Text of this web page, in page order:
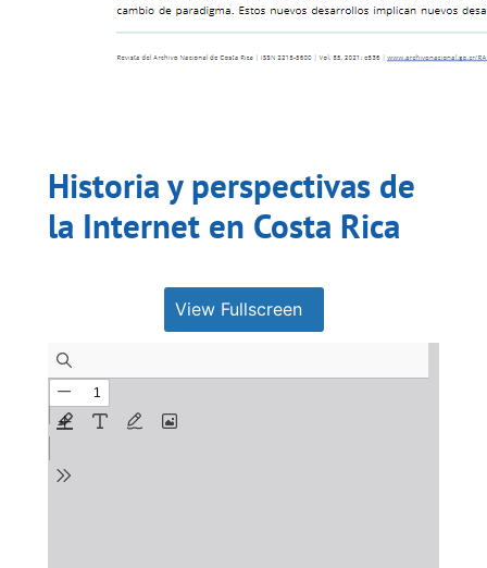
Historia y perspectivas de
la Internet en Costa Rica
View Fullscreen